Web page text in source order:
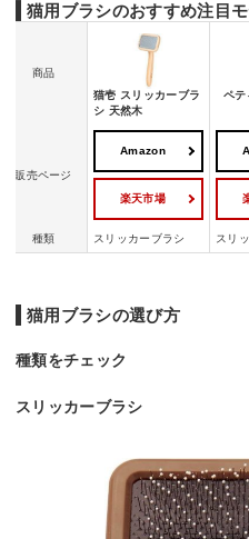
猫用ブラシのおすすめ注目
商品
猫壱 スリッカーブラ
シ 天然木
ペテ
販売ページ
Amazon
楽天市場
種類 スリッカーブラシ スリ
猫用ブラシの選び方
種類をチェック
スリッカーブラシ